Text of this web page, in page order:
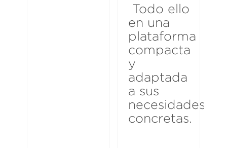
Todo ello
en una
plataforma
compacta
y
adaptada
a sus
necesidades
concretas.